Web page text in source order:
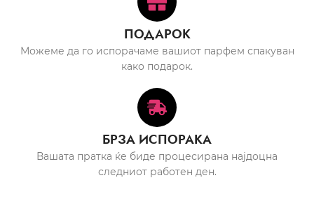
ПОДАРОК
Можеме да го испорачаме вашиот парфем спакуван
како подарок.
БРЗА ИСПОРАКА
Вашата пратка ќе биде процесирана најдоцна
следниот работен ден.